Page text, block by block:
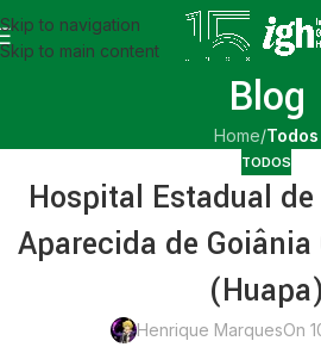
Skip to navigation
Skip to main content
Blog
Home/Todos
TODOS
Hospital Estadual
Aparecida de
(Huapa)
Henrique MarquesOn